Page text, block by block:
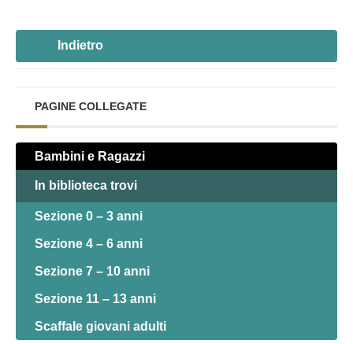
Indietro
PAGINE COLLEGATE
Bambini e Ragazzi
In biblioteca trovi
Sezione 0 – 3 anni
Sezione 4 – 6 anni
Sezione 7 – 10 anni
Sezione 11 – 13 anni
Scaffale giovani adulti